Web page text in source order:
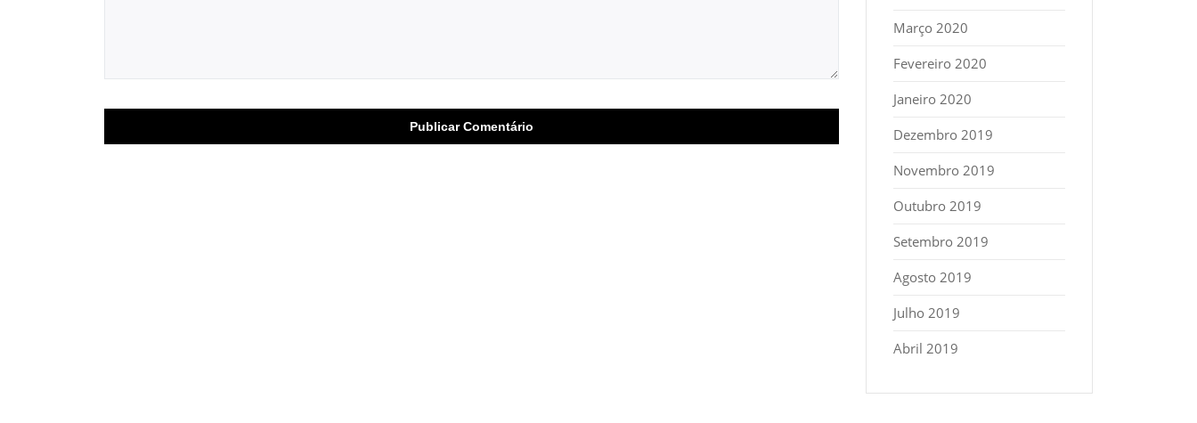
Março 2020
Fevereiro 2020
Janeiro 2020
Dezembro 2019
Novembro 2019
Outubro 2019
Setembro 2019
Agosto 2019
Julho 2019
Abril 2019